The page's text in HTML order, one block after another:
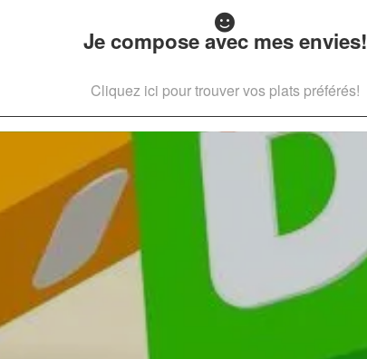
Je compose avec mes envies!
Cliquez ici pour trouver vos plats préférés!